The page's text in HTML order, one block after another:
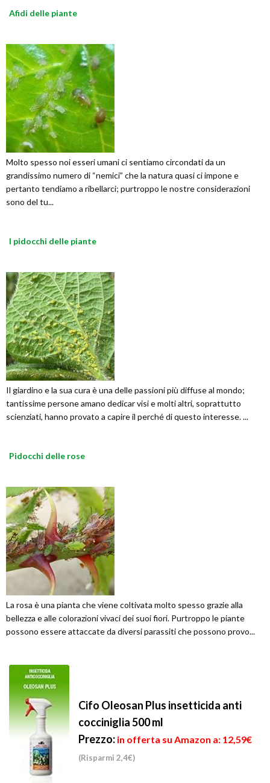
Afidi delle piante
Molto spesso noi esseri umani ci sentiamo circondati da un
grandissimo numero di “nemici” che la natura quasi ci impone e
pertanto tendiamo a ribellarci; purtroppo le nostre considerazioni
sono del tu...
I pidocchi delle piante
Il giardino e la sua cura è una delle passioni più diffuse al mondo;
tantissime persone amano dedicar visi e molti altri, soprattutto
scienziati, hanno provato a capire il perché di questo interesse. ...
Pidocchi delle rose
La rosa è una pianta che viene coltivata molto spesso grazie alla
bellezza e alle colorazioni vivaci dei suoi fiori. Purtroppo le piante
possono essere attaccate da diversi parassiti che possono provo...
Cifo Oleosan Plus insetticida anti
cocciniglia 500 ml
Prezzo: in offerta su Amazon a: 12,59€
(Risparmi 2,4€)